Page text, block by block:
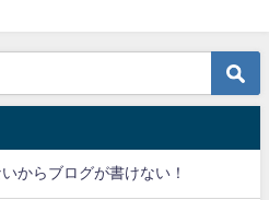
からブログが書けない！